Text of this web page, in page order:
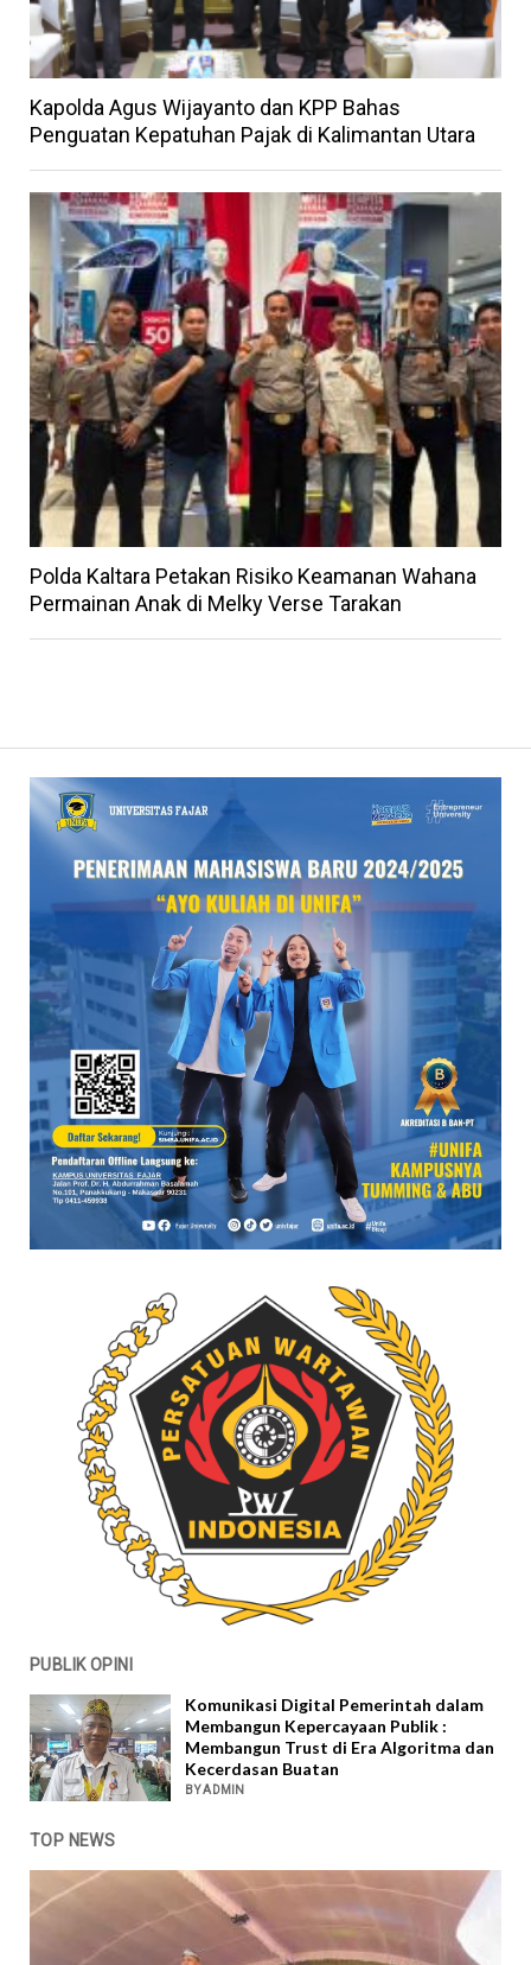
PUBLIK OPINI
Komunikasi Digital Pemerintah dalam
Membangun Kepercayaan Publik :
Membangun Trust di Era Algoritma dan
Kecerdasan Buatan
BY ADMIN
TOP NEWS
Kapolda Agus Wijayanto dan KPP Bahas
Penguatan Kepatuhan Pajak di Kalimantan Utara
Polda Kaltara Petakan Risiko Keamanan Wahana
Permainan Anak di Melky Verse Tarakan